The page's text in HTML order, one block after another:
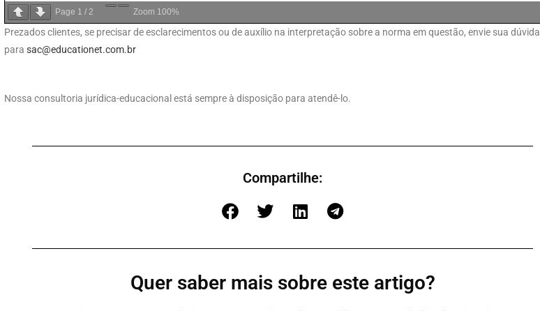
Page 1 / 2 Zoom 100%
Prezados clientes, se precisar de esclarecimentos ou de auxílio na interpretação sobre a norma em questão, envie sua dúvida
para sac@educationet.com.br
Nossa consultoria jurídica-educacional está sempre à disposição para atendê-lo.
Compartilhe:
Quer saber mais sobre este artigo?